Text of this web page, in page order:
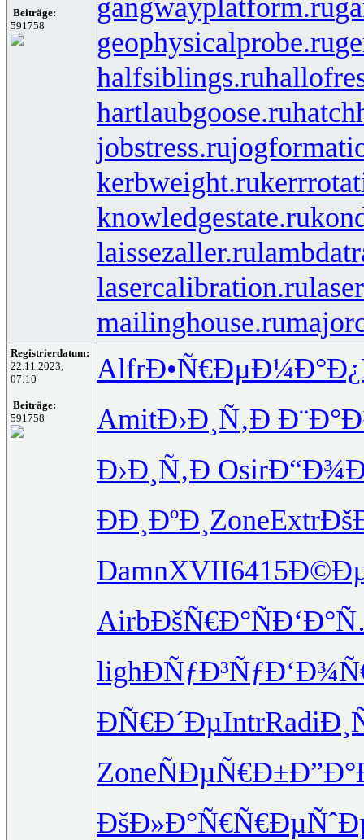
Beiträge:
591758
gangwayplatform.ru
geophysicalprobe.ru
halfsiblings.ru
hartlaubgoose.ru
jobstress.ru
kerbweight.ru
knowledgestate.ru
laissezaller.ru
lasercalibration.ru
mailinghouse.ru
Registrierdatum:
22.11.2023,
07:10
Beiträge:
591758
AlfrÐ•Ñ€ÐµÐ¼
AmitÐ›Ð¸Ñ‚Ð
Ð›Ð¸Ñ‚Ð Osir
ÐÐ¸ÐºÐ¸ ZoneExtr
DamnXVII6415
AirbÐšÑ€Ð°Ñ
lighÐÑƒÐ³Ñƒ
Ð­Ñ€Ð´ÐµIntrRadi
ZoneÑÐµÑ€Ð±
ÐšÐ»Ð°Ñ€